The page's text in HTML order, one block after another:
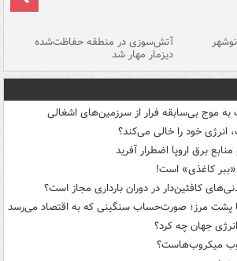
آتش‌سوزی در منطقه حفاظت‌شده
دیزمار مهار شد
موج بی‌سابقه فرار از سرزمین‌های اشغالی
انرژی خود را خالی می‌کند؟
برق اروپا اضطرار آفرید
«ببر کاغذی» است!
کافئین‌دار در دوران بارداری مجاز است؟
پشت مرز؛ صورت‌حساب سنگینی که به اقتصاد می‌رسد
جهان چه کرد؟
میکروب‌هاست؟